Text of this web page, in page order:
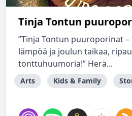
Tinja Tontun
”Tinja Tontun puuroporinat
lämpöä ja joulun taikaa,
tonttuhuumoria!” Herä...
Arts Kids & Family